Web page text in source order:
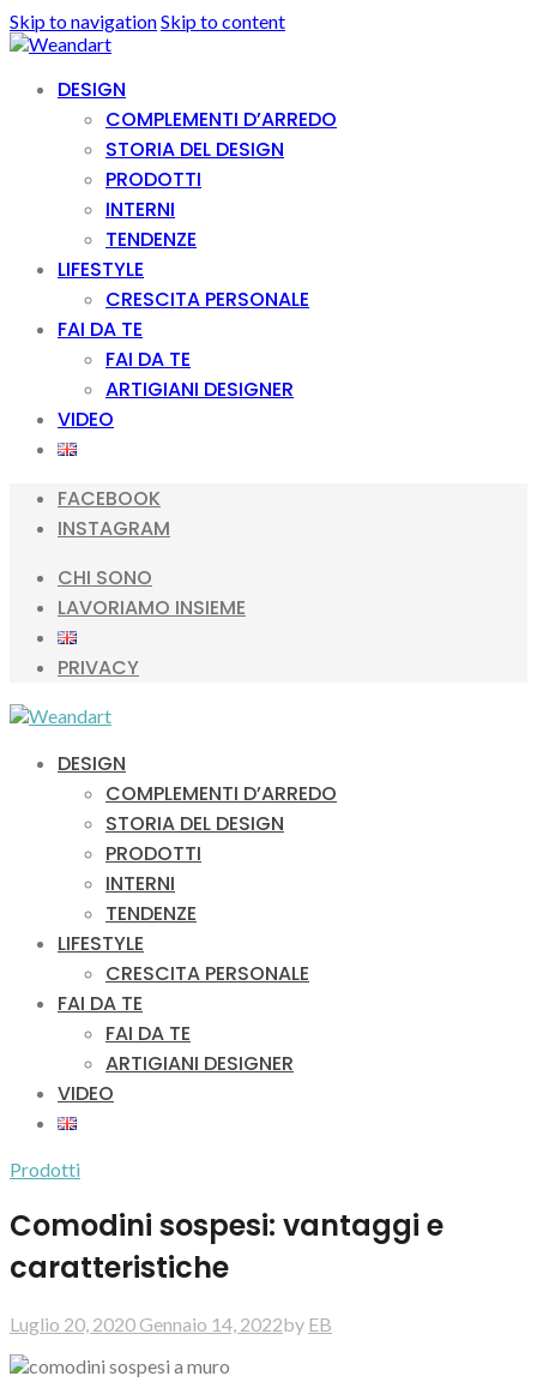
Skip to navigationSkip to content
DESIGN
COMPLEMENTI D’ARREDO
STORIA DEL DESIGN
PRODOTTI
INTERNI
TENDENZE
LIFESTYLE
CRESCITA PERSONALE
FAI DA TE
FAI DA TE
ARTIGIANI DESIGNER
VIDEO
FACEBOOK
INSTAGRAM
CHI SONO
LAVORIAMO INSIEME
PRIVACY
DESIGN
COMPLEMENTI D’ARREDO
STORIA DEL DESIGN
PRODOTTI
INTERNI
TENDENZE
LIFESTYLE
CRESCITA PERSONALE
FAI DA TE
FAI DA TE
ARTIGIANI DESIGNER
VIDEO
Prodotti
Comodini sospesi: vantaggi e
caratteristiche
Luglio 20, 2020Gennaio 14, 2022by EB